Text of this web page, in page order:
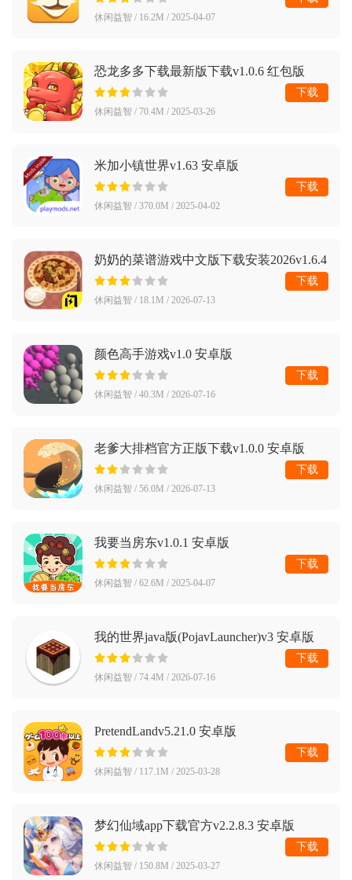
休闲益智 / 16.2M / 2025-04-07
恐龙多多下载最新版下载v1.0.6 红包版
休闲益智 / 70.4M / 2025-03-26
下载
米加小镇世界v1.63 安卓版
休闲益智 / 370.0M / 2025-04-02
下载
奶奶的菜谱游戏中文版下载安装2026v1.6.4
安卓版
休闲益智 / 18.1M / 2026-07-13
下载
颜色高手游戏v1.0 安卓版
休闲益智 / 40.3M / 2026-07-16
下载
老爹大排档官方正版下载v1.0.0 安卓版
休闲益智 / 56.0M / 2026-07-13
下载
我要当房东v1.0.1 安卓版
休闲益智 / 62.6M / 2025-04-07
下载
我的世界java版(PojavLauncher)v3 安卓版
休闲益智 / 74.4M / 2026-07-16
下载
PretendLandv5.21.0 安卓版
休闲益智 / 117.1M / 2025-03-28
下载
梦幻仙域app下载官方v2.2.8.3 安卓版
休闲益智 / 150.8M / 2025-03-27
下载